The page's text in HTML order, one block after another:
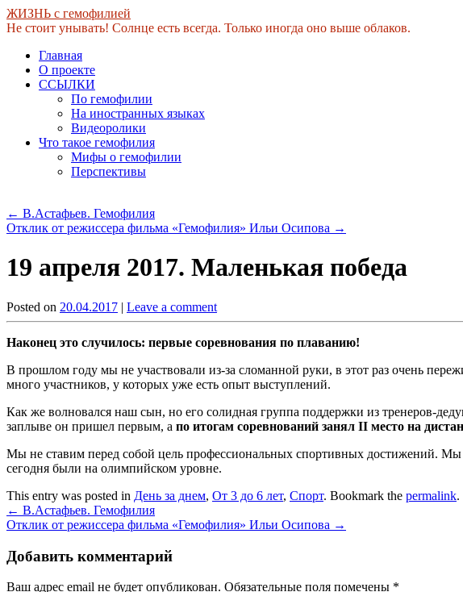
ЖИЗНЬ с гемофилией
Не стоит унывать! Солнце есть всегда. Только иногда оно выше облаков.
Skip
content
Главная
О проекте
ССЫЛКИ
По гемофилии
На иностранных языках
Видеоролики
Что такое гемофилия
Мифы о гемофилии
Перспективы
← В.Астафьев. Гемофилия
Отклик от режиссера фильма «Гемофилия» Ильи Осипова →
19 апреля 2017. Маленькая победа
Posted on 20.04.2017 | Leave a comment
Наконец это случилось: первые соревнования по плаванию!
В прошлом году мы не участвовали из-за сломанной руки, в этот раз очень
много участников, у которых уже есть опыт выступлений.
Как же волновался наш сын, но его солидная группа поддержки из тренеров-
заплыве он пришел первым, а по итогам соревнований занял II место на
Мы не ставим перед собой цель профессиональных спортивных достижений. Мы
сегодня были на олимпийском уровне.
This entry was posted in День за днем, От 3 до 6 лет, Спорт. Bookmark the permalink.
← В.Астафьев. Гемофилия
Отклик от режиссера фильма «Гемофилия» Ильи Осипова →
Добавить комментарий
Ваш адрес email не будет опубликован. Обязательные поля помечены *